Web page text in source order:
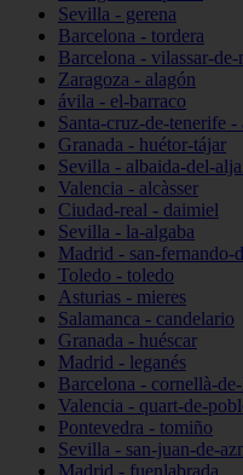
Sevilla - gerena
Barcelona - tordera
Barcelona - vilassar-de-
Zaragoza - alagón
ávila - el-barraco
Santa-cruz-de-tenerife -
Granada - huétor-tájar
Sevilla - albaida-del-
Valencia - alcàsser
Ciudad-real - daimiel
Sevilla - la-algaba
Madrid - san-fernando-
Toledo - toledo
Asturias - mieres
Salamanca - candelario
Granada - huéscar
Madrid - leganés
Barcelona - cornellà-
Valencia - quart-de-
Pontevedra - tomiño
Sevilla - san-juan-de-
Madrid - fuenlabrada